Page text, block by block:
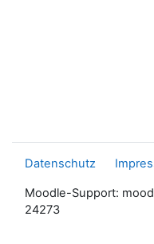
Datenschutz
Moodle-Support:
24273